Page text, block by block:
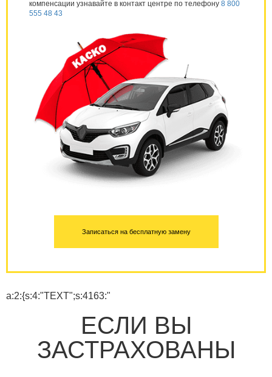
компенсации узнавайте в контакт центре по телефону 8 800
555 48 43
Записаться на бесплатную замену
a:2:{s:4:"TEXT";s:4163:"
ЕСЛИ ВЫ
ЗАСТРАХОВАНЫ